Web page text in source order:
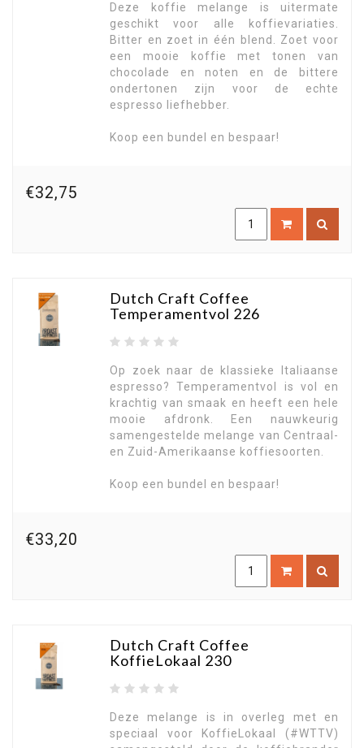
Deze koffie melange is uitermate
geschikt voor alle koffievariaties.
Bitter en zoet in één blend. Zoet voor
een mooie koffie met tonen van
chocolade en noten en de bittere
ondertonen zijn voor de echte
espresso liefhebber.
Koop een bundel en bespaar!
€32,75
Dutch Craft Coffee
Temperamentvol 226
Op zoek naar de klassieke Italiaanse
espresso? Temperamentvol is vol en
krachtig van smaak en heeft een hele
mooie afdronk. Een nauwkeurig
samengestelde melange van Centraal-
en Zuid-Amerikaanse koffiesoorten.
Koop een bundel en bespaar!
€33,20
Dutch Craft Coffee
KoffieLokaal 230
Deze melange is in overleg met en
speciaal voor KoffieLokaal (#WTTV)